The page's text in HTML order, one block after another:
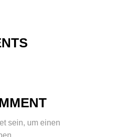
sein, um einen